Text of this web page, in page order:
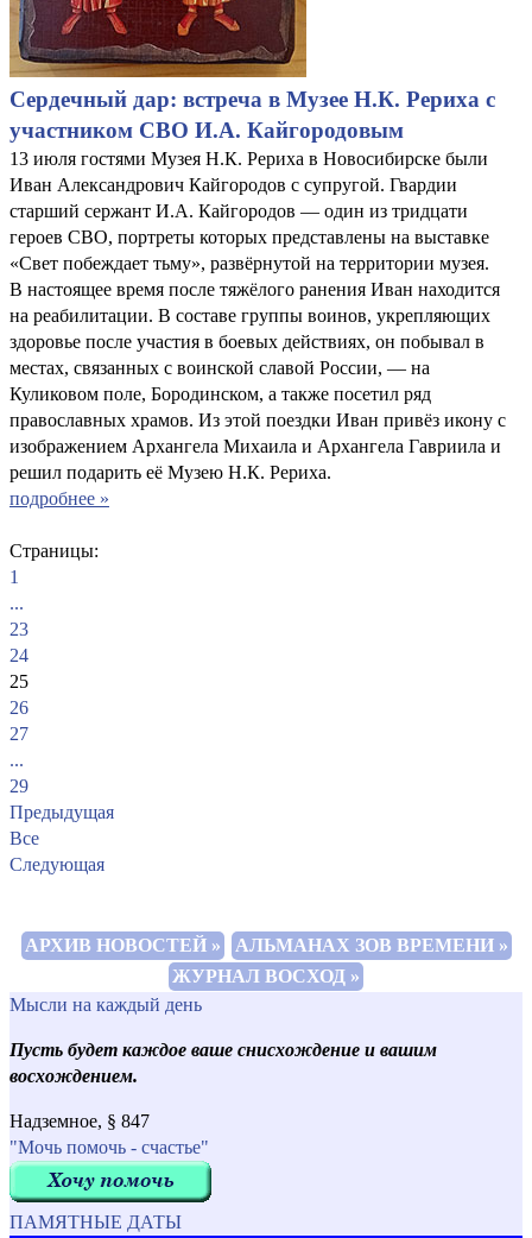
Сердечный дар: встреча в Музее Н.К. Рериха с
участником СВО И.А. Кайгородовым
13 июля гостями Музея Н.К. Рериха в Новосибирске были
Иван Александрович Кайгородов с супругой. Гвардии
старший сержант И.А. Кайгородов — один из тридцати
героев СВО, портреты которых представлены на выставке
«Свет побеждает тьму», развёрнутой на территории музея.
В настоящее время после тяжёлого ранения Иван находится
на реабилитации. В составе группы воинов, укрепляющих
здоровье после участия в боевых действиях, он побывал в
местах, связанных с воинской славой России, — на
Куликовом поле, Бородинском, а также посетил ряд
православных храмов. Из этой поездки Иван привёз икону с
изображением Архангела Михаила и Архангела Гавриила и
решил подарить её Музею Н.К. Рериха.
подробнее »
Страницы:
1
...
23
24
25
26
27
...
29
Предыдущая
Все
Следующая
АРХИВ НОВОСТЕЙ »
АЛЬМАНАХ ЗОВ ВРЕМЕНИ »
ЖУРНАЛ ВОСХОД »
Мысли на каждый день
Пусть будет каждое ваше снисхождение и вашим
восхождением.
Надземное, § 847
"Мочь помочь - счастье"
ПАМЯТНЫЕ ДАТЫ